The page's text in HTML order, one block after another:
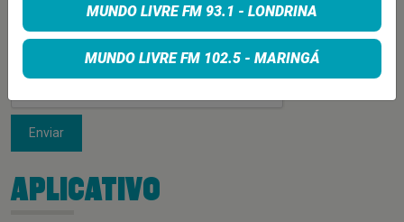
Enviar
APLICATIVO
MUNDO LIVRE FM 93.1 - LONDRINA
MUNDO LIVRE FM 102.5 - MARINGÁ